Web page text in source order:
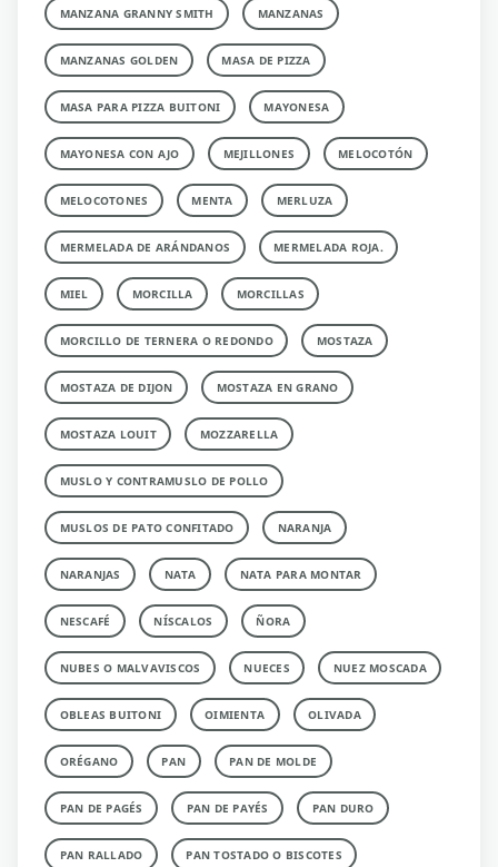
MANZANA GRANNY SMITH MANZANAS
MANZANAS GOLDEN MASA DE PIZZA
MASA PARA PIZZA BUITONI MAYONESA
MAYONESA CON AJO MEJILLONES MELOCOTÓN
MELOCOTONES MENTA MERLUZA
MERMELADA DE ARÁNDANOS MERMELADA ROJA.
MIEL MORCILLA MORCILLAS
MORCILLO DE TERNERA O REDONDO MOSTAZA
MOSTAZA DE DIJON MOSTAZA EN GRANO
MOSTAZA LOUIT MOZZARELLA
MUSLO Y CONTRAMUSLO DE POLLO
MUSLOS DE PATO CONFITADO NARANJA
NARANJAS NATA NATA PARA MONTAR
NESCAFÉ NÍSCALOS ÑORA
NUBES O MALVAVISCOS NUECES NUEZ MOSCADA
OBLEAS BUITONI OIMIENTA OLIVADA
ORÉGANO PAN PAN DE MOLDE
PAN DE PAGÉS PAN DE PAYÉS PAN DURO
PAN RALLADO PAN TOSTADO O BISCOTES